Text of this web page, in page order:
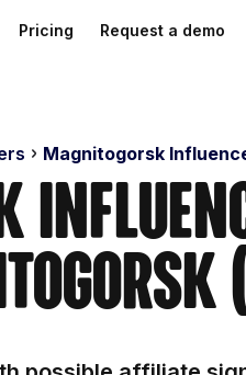
Pricing Request a demo
Magnitogorsk